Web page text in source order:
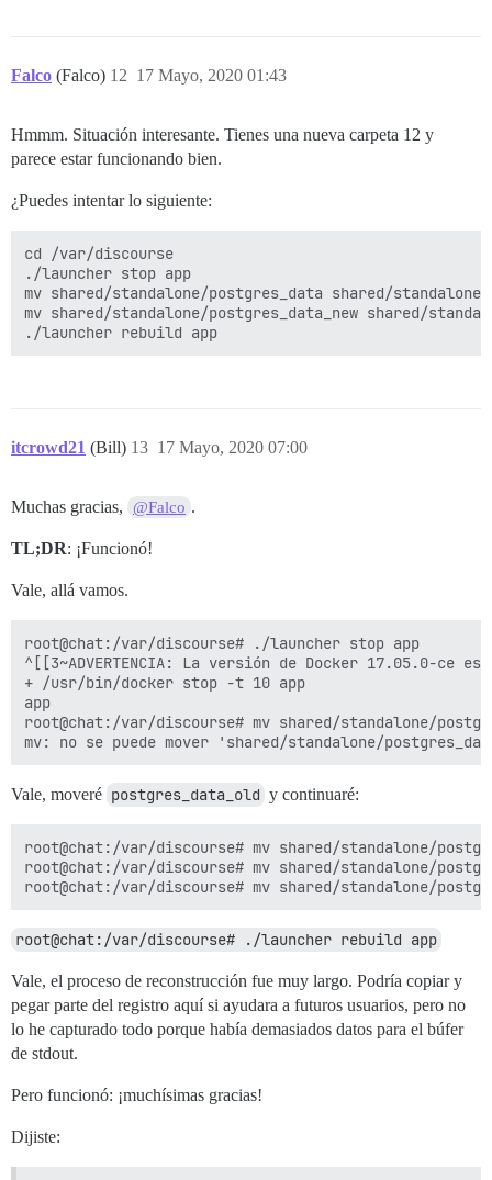
Falco (Falco) 17 Mayo, 2020 01:43
12
Hmmm. Situación interesante. Tienes una nueva carpeta 12 y
parece estar funcionando bien.
¿Puedes intentar lo siguiente:
cd /var/discourse
./launcher stop app
mv shared/standalone/postgres_data shared/
mv shared/standalone/postgres_data_new shared/
itcrowd21 (Bill) 17 Mayo, 2020 07:00
13
Muchas gracias, @Falco .
TL;DR: ¡Funcionó!
Vale, allá vamos.
root@chat:/var/discourse# ./launcher stop app
^[[3~ADVERTENCIA: La versión de Docker 17.05.0-
+ /usr/bin/docker stop -t 10 app
app
root@chat:/var/discourse# mv shared/standalone/
Vale, moveré postgres_data_old y continuaré:
root@chat:/var/discourse# mv shared/standalone/
root@chat:/var/discourse# mv shared/standalone/
root@chat:/var/discourse# ./launcher rebuild app
Vale, el proceso de reconstrucción fue muy largo. Podría copiar y
pegar parte del registro aquí si ayudara a futuros usuarios, pero no
lo he capturado todo porque había demasiados datos para el búfer
de stdout.
Pero funcionó: ¡muchísimas gracias!
Dijiste: